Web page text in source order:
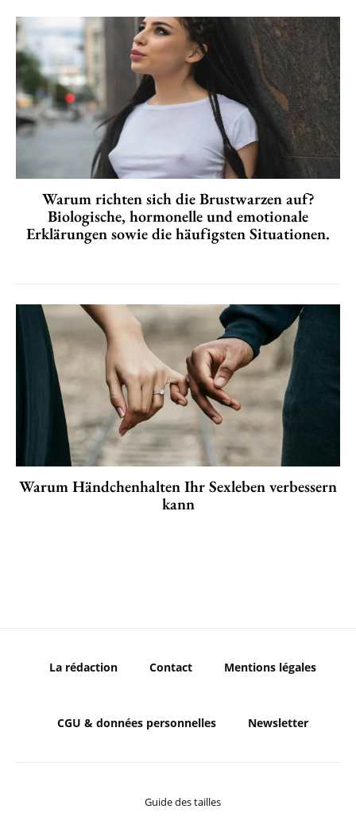
Warum richten sich die Brustwarzen auf?
Biologische, hormonelle und emotionale
Erklärungen sowie die häufigsten Situationen.
Warum Händchenhalten Ihr Sexleben verbessern
kann
La rédaction Contact Mentions légales
CGU & données personnelles Newsletter
Guide des tailles